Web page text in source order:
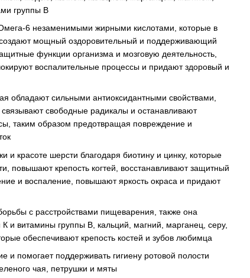
группы В
6 незаменимыми жирными кислотами, которые в
мощный оздоровительный и поддерживающий
функции организма и мозговую деятельность,
воспалительные процессы и придают здоровый и
обладают сильными антиоксидантными свойствами,
свободные радикалы и останавливают
таким образом предотвращая повреждение и
и красоте шерсти благодаря биотину и цинку, которые
повышают крепость когтей, восстанавливают защитный
и воспаление, повышают яркость окраса и придают
с расстройствами пищеварения, также она
и витамины группы B, кальций, магний, марганец, серу,
обеспечивают крепость костей и зубов любимца
и помогает поддерживать гигиену ротовой полости
чая, петрушки и мяты